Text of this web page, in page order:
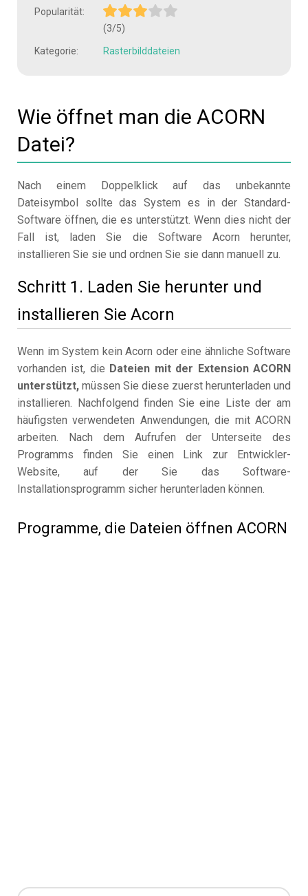
Popularität:
(3/5)
Kategorie: Rasterbilddateien
Wie öffnet man die ACORN
Datei?
Nach einem Doppelklick auf das unbekannte
Dateisymbol sollte das System es in der Standard-
Software öffnen, die es unterstützt. Wenn dies nicht der
Fall ist, laden Sie die Software Acorn herunter,
installieren Sie sie und ordnen Sie sie dann manuell zu.
Schritt 1. Laden Sie herunter und
installieren Sie Acorn
Wenn im System kein Acorn oder eine ähnliche Software
vorhanden ist, die Dateien mit der Extension ACORN
unterstützt, müssen Sie diese zuerst herunterladen und
installieren. Nachfolgend finden Sie eine Liste der am
häufigsten verwendeten Anwendungen, die mit ACORN
arbeiten. Nach dem Aufrufen der Unterseite des
Programms finden Sie einen Link zur Entwickler-
Website, auf der Sie das Software-
Installationsprogramm sicher herunterladen können.
Programme, die Dateien öffnen ACORN